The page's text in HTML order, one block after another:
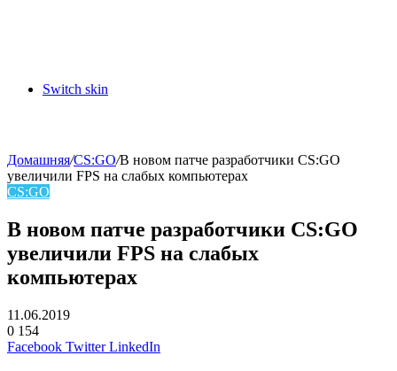
Switch skin
Домашняя/CS:GO/В новом патче разработчики CS:GO
увеличили FPS на слабых компьютерах
CS:GO
В новом патче разработчики CS:GO
увеличили FPS на слабых
компьютерах
11.06.2019
0 154
Facebook Twitter LinkedIn